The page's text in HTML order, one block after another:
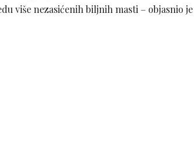
više nezasićenih biljnih masti – objasnio